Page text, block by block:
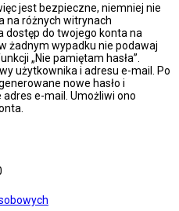
jest bezpieczne, niemniej nie
na różnych witrynach
dostęp do twojego konta na
żadnym wypadku nie podawaj
„Nie pamiętam hasła”.
użytkownika i adresu e-mail. Po
nowe hasło i
e-mail. Umożliwi ono